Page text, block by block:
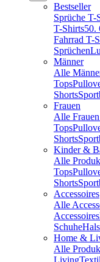
Bestseller
Sprüche T-
T-Shirts50.
Fahrrad T-
Sprüchen
Männer
Alle
Tops
Shorts
Frauen
Alle
Tops
Shorts
Kinder &
Alle
Tops
Shorts
Accessoires
Alle
Accessoires
Schuhe
Home &
Alle
Living